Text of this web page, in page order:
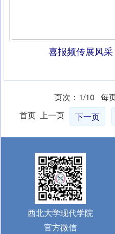
喜报频传展风
页次：1/10 每
首页 上一页
下一页
西北大学现代学院
官方微信